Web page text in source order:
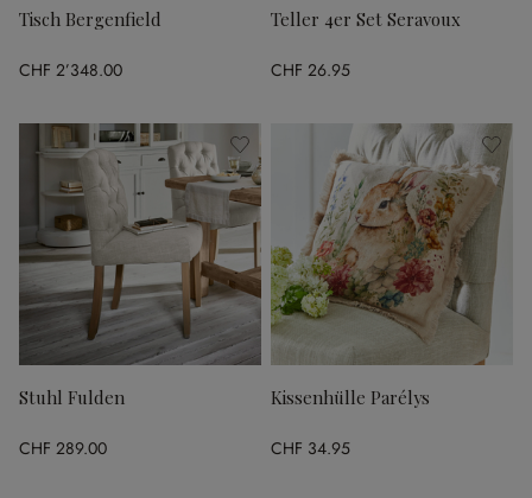
Tisch Bergenfield
CHF 2’348.00
Teller 4er Set Seravoux
CHF 26.95
Stuhl Fulden
CHF 289.00
Kissenhülle Parélys
CHF 34.95